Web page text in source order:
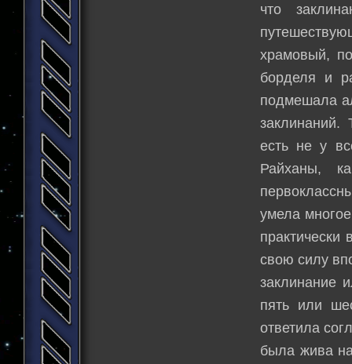
что
храмовый,
борделя и
подмешала
заклинаний.
есть не у
Райханы,
умела
свою силу
заклинание
пять или
ответила
была жива